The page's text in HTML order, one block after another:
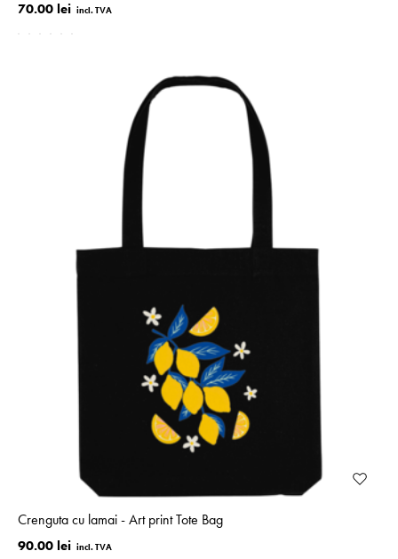
70.00 lei
Crenguta cu lamai - Art print Tote Bag
90.00 lei